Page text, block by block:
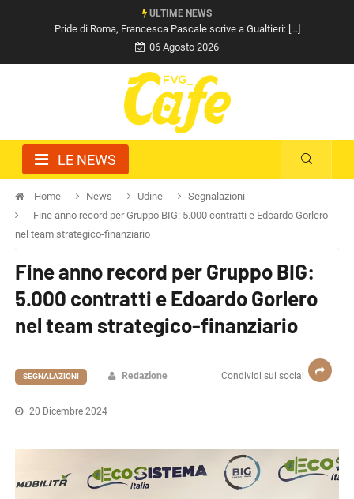
ULTIME NEWS
Pride di Roma, Francesca Pascale scrive a Gualtieri: [...]
06 Agosto 2026
LE NEWS
Home News Udine
Segnalazioni
Fine anno record per Gruppo BIG: 5.000 contratti e Edoardo Gorlero
nel team strategico-finanziario
Fine anno record per Gruppo BIG:
5.000 contratti e Edoardo Gorlero
nel team strategico-finanziario
Condividi sui social
SEGNALAZIONI Redazione
20 Dicembre 2024